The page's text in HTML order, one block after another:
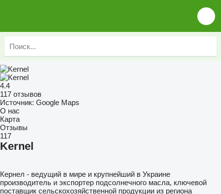
4.4
117 отзывов
Источник: Google Maps
О нас
Карта
Отзывы
117
Kernel
Кернел - ведущий в мире и крупнейший в Украине
производитель и экспортер подсолнечного масла, ключевой
поставщик сельскохозяйственной продукции из региона